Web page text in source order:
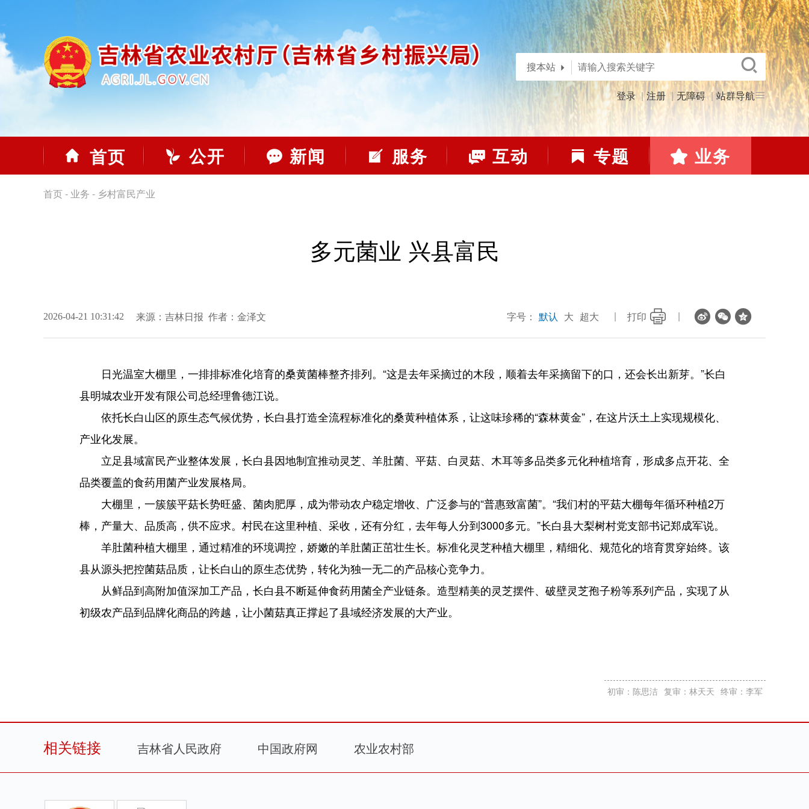
搜本站
登录 注册 无障碍 站群导航
首页 公开 新闻 服务 互动 专题 业务
首页- 业务 - 乡村富民产业
多元菌业 兴县富民
2026-04-21 10:31:42 来源： 吉林日报 作者：金泽文 字号： 默认 大 超大 打印
日光温室大棚里，一排排标准化培育的桑黄菌棒整齐排列。“这是去年采摘过的木段，顺着去年采摘留下的口，还会长出新芽。”长白
县明城农业开发有限公司总经理鲁德江说。
依托长白山区的原生态气候优势，长白县打造全流程标准化的桑黄种植体系，让这味珍稀的“森林黄金”，在这片沃土上实现规模化、
产业化发展。
立足县域富民产业整体发展，长白县因地制宜推动灵芝、羊肚菌、平菇、白灵菇、木耳等多品类多元化种植培育，形成多点开花、全
品类覆盖的食药用菌产业发展格局。
大棚里，一簇簇平菇长势旺盛、菌肉肥厚，成为带动农户稳定增收、广泛参与的“普惠致富菌”。“我们村的平菇大棚每年循环种植2万
棒，产量大、品质高，供不应求。村民在这里种植、采收，还有分红，去年每人分到3000多元。”长白县大梨树村党支部书记郑成军说。
羊肚菌种植大棚里，通过精准的环境调控，娇嫩的羊肚菌正茁壮生长。标准化灵芝种植大棚里，精细化、规范化的培育贯穿始终。该
县从源头把控菌菇品质，让长白山的原生态优势，转化为独一无二的产品核心竞争力。
从鲜品到高附加值深加工产品，长白县不断延伸食药用菌全产业链条。造型精美的灵芝摆件、破壁灵芝孢子粉等系列产品，实现了从
初级农产品到品牌化商品的跨越，让小菌菇真正撑起了县域经济发展的大产业。
初审：陈思洁 复审：林天天 终审：李军
相关链接 吉林省人民政府 中国政府网 农业农村部